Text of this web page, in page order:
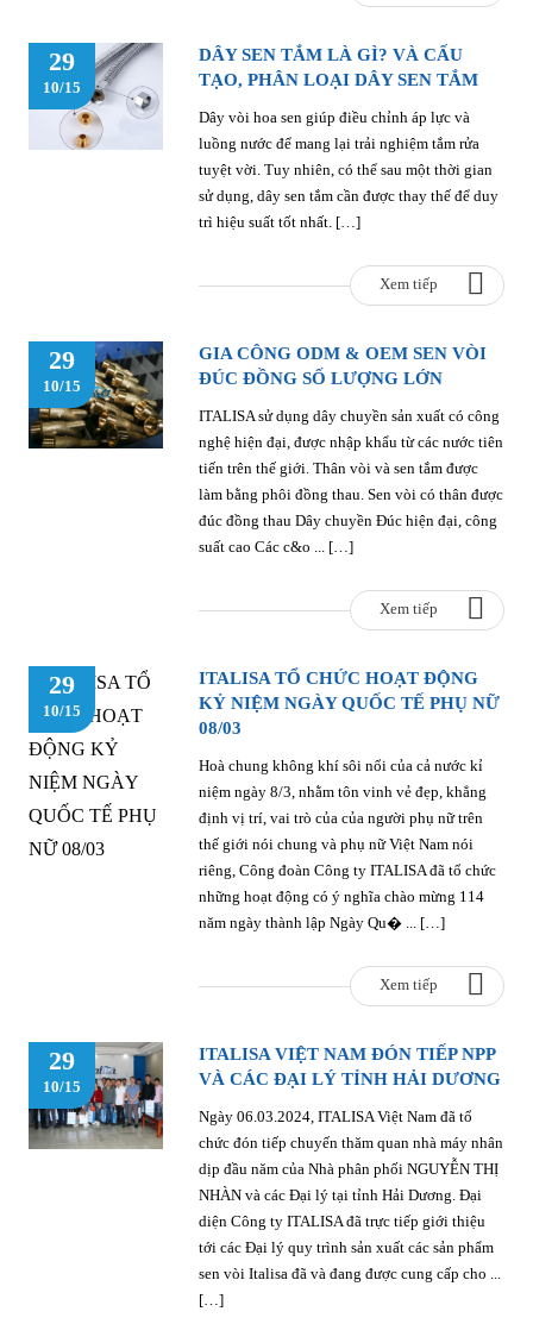
29
10/15
DÂY SEN TẮM LÀ GÌ? VÀ CẤU
TẠO, PHÂN LOẠI DÂY SEN TẮM
Dây vòi hoa sen giúp điều chỉnh áp lực và
luồng nước để mang lại trải nghiệm tắm rửa
tuyệt vời. Tuy nhiên, có thể sau một thời gian
sử dụng, dây sen tắm cần được thay thế để duy
trì hiệu suất tốt nhất. […]
Xem tiếp
29
10/15
GIA CÔNG ODM & OEM SEN VÒI
ĐÚC ĐỒNG SỐ LƯỢNG LỚN
ITALISA sử dụng dây chuyền sản xuất có công
nghệ hiện đại, được nhập khẩu từ các nước tiên
tiến trên thế giới. Thân vòi và sen tắm được
làm bằng phôi đồng thau. Sen vòi có thân được
đúc đồng thau Dây chuyền Đúc hiện đại, công
suất cao Các c&o ... […]
Xem tiếp
29
10/15
ITALISA TỔ CHỨC HOẠT ĐỘNG
KỶ NIỆM NGÀY QUỐC TẾ PHỤ NỮ
08/03
Hoà chung không khí sôi nổi của cả nước kỉ
niệm ngày 8/3, nhằm tôn vinh vẻ đẹp, khẳng
định vị trí, vai trò của của người phụ nữ trên
thế giới nói chung và phụ nữ Việt Nam nói
riêng, Công đoàn Công ty ITALISA đã tổ chức
những hoạt động có ý nghĩa chào mừng 114
năm ngày thành lập Ngày Qu� ... […]
Xem tiếp
29
10/15
ITALISA VIỆT NAM ĐÓN TIẾP NPP
VÀ CÁC ĐẠI LÝ TỈNH HẢI DƯƠNG
Ngày 06.03.2024, ITALISA Việt Nam đã tổ
chức đón tiếp chuyến thăm quan nhà máy nhân
dịp đầu năm của Nhà phân phối NGUYỄN THỊ
NHÀN và các Đại lý tại tỉnh Hải Dương. Đại
diện Công ty ITALISA đã trực tiếp giới thiệu
tới các Đại lý quy trình sản xuất các sản phẩm
sen vòi Italisa đã và đang được cung cấp cho ...
[…]